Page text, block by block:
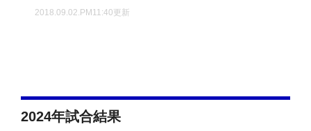
2018.09.02.PM11:40更新
2024年試合結果